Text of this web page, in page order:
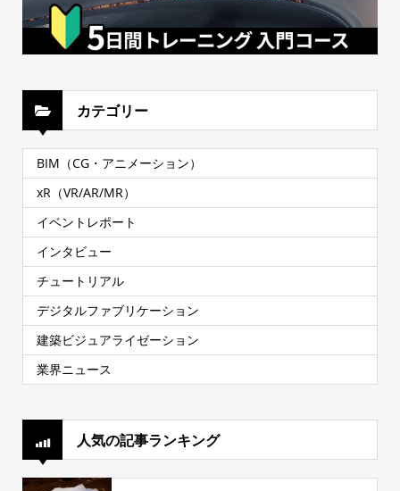
カテゴリー
BIM（CG・アニメーション）
xR（VR/AR/MR）
イベントレポート
インタビュー
チュートリアル
デジタルファブリケーション
建築ビジュアライゼーション
業界ニュース
人気の記事ランキング